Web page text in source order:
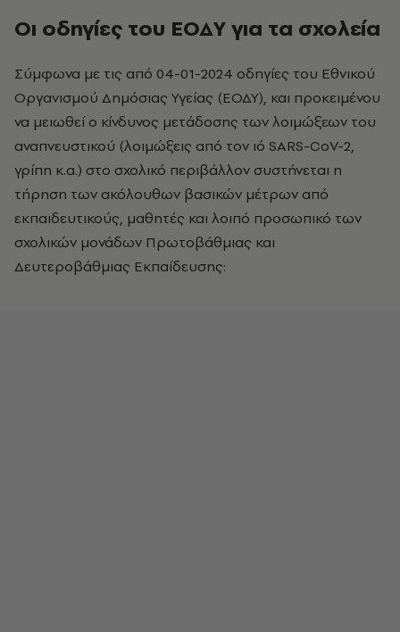
Οι οδηγίες του ΕΟΔΥ για τα σχολεία
Σύμφωνα με τις από 04-01-2024 οδηγίες του Εθνικού
Οργανισμού Δημόσιας Υγείας (ΕΟΔΥ), και προκειμένου
να μειωθεί ο κίνδυνος μετάδοσης των λοιμώξεων του
αναπνευστικού (λοιμώξεις από τον ιό SARS-CoV-2,
γρίπη κ.α.) στο σχολικό περιβάλλον συστήνεται η
τήρηση των ακόλουθων βασικών μέτρων από
εκπαιδευτικούς, μαθητές και λοιπό προσωπικό των
σχολικών μονάδων Πρωτοβάθμιας και
Δευτεροβάθμιας Εκπαίδευσης: